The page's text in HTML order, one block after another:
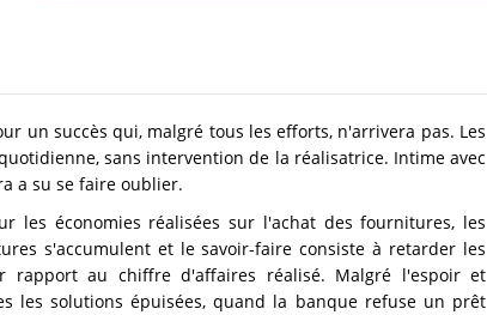
un succès qui, malgré tous les efforts, n'arrivera pas. Les
sans intervention de la réalisatrice. Intime avec
a su se faire oublier.
les économies réalisées sur l'achat des fournitures, les
s'accumulent et le savoir-faire consiste à retarder les
rapport au chiffre d'affaires réalisé. Malgré l'espoir et
les solutions épuisées, quand la banque refuse un prêt